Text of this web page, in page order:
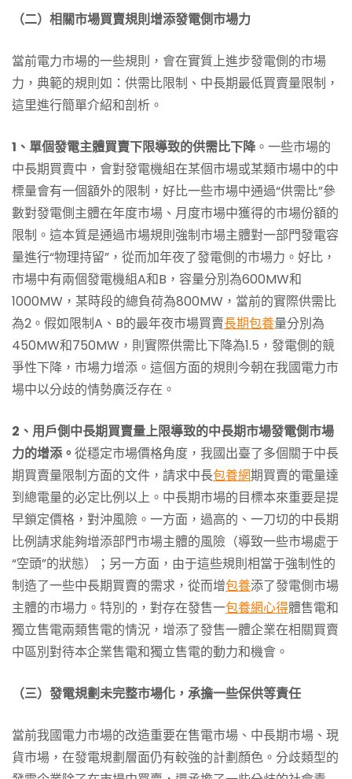
（二）相關市場買賣規則增添發電側市場力
當前電力市場的一些規則，會在實質上進步發電側的市場
力，典範的規則如：供需比限制、中長期最低買賣量限制，
這里進行簡單介紹和剖析。
1、單個發電主體買賣下限導致的供需比下降。一些市場的
中長期買賣中，會對發電機組在某個市場或某類市場中的中
標量會有一個額外的限制，好比一些市場中通過“供需比”參
數對發電側主體在年度市場、月度市場中獲得的市場份額的
限制。這本質是通過市場規則強制市場主體對一部門發電容
量進行“物理持留”，從而加年夜了發電側的市場力。好比，
市場中有兩個發電機組A和B，容量分別為600MW和
1000MW，某時段的總負荷為800MW，當前的實際供需比
為2。假如限制A、B的最年夜市場買賣長期包養量分別為
450MW和750MW，則實際供需比下降為1.5，發電側的競
爭性下降，市場力增添。這個方面的規則今朝在我國電力市
場中以分歧的情勢廣泛存在。
2、用戶側中長期買賣量上限導致的中長期市場發電側市場
力的增添。 從穩定市場價格角度，我國出臺了多個關于中長
期買賣量限制方面的文件，請求中長包養網期買賣的電量達
到總電量的必定比例以上。中長期市場的目標本來重要是提
早鎖定價格，對沖風險。一方面，過高的、一刀切的中長期
比例請求能夠增添部門市場主體的風險（導致一些市場處于
“空頭”的狀態）；另一方面，由于這些規則相當于強制性的
制造了一些中長期買賣的需求，從而增包養添了發電側市場
主體的市場力。特別的，對存在發售一包養網心得體售電和
獨立售電兩類售電的情況，增添了發售一體企業在相關買賣
中區別對待本企業售電和獨立售電的動力和機會。
（三）發電規劃未完整市場化，承擔一些保供等責任
當前我國電力市場的改造重要在售電市場、中長期市場、現
貨市場，在發電規劃層面仍有較強的計劃顏色。分歧類型的